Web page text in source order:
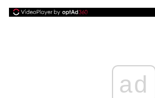
ad